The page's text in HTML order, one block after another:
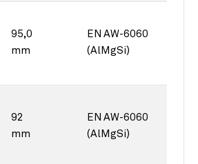
95,0
mm
EN AW-6060
(AlMgSi)
92
mm
EN AW-6060
(AlMgSi)